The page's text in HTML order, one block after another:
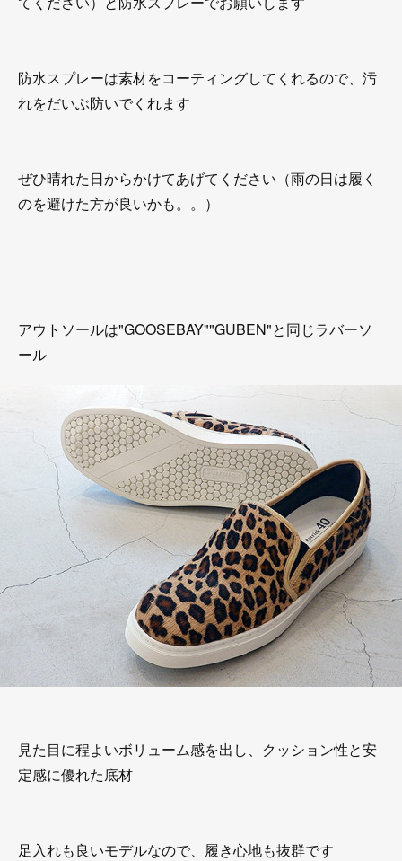
防水スプレーは素材をコーティングしてくれるので、汚
れをだいぶ防いでくれます
ぜひ晴れた日からかけてあげてください（雨の日は履く
のを避けた方が良いかも。。）
アウトソールは"GOOSEBAY""GUBEN"と同じラバーソ
ール
見た目に程よいボリューム感を出し、クッション性と安
定感に優れた底材
足入れも良いモデルなので、履き心地も抜群です